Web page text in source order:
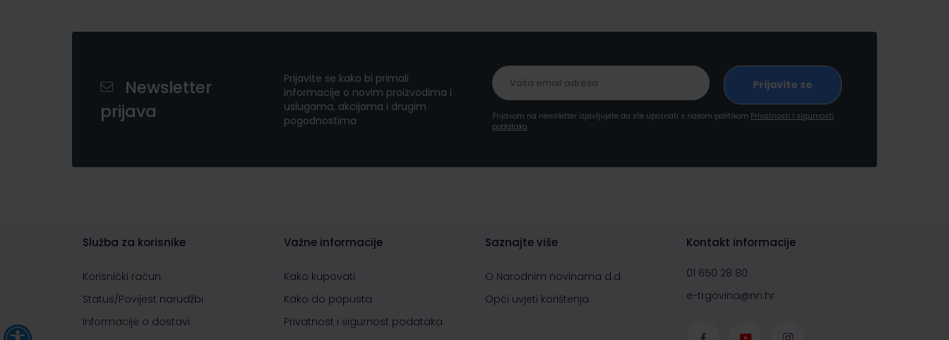
Newsletter
prijava
Prijavite se kako bi primali
informacije o novim proizvodima i
uslugama, akcijama i drugim
pogodnostima
Prijavom na newsletter izjavljujete da ste upoznati s našom politikom Privatnosti i sigurnosti
podataka
Služba za korisnike
Korisnički račun
Status/Povijest narudžbi
Informacije o dostavi
Važne informacije
Kako kupovati
Kako do popusta
Privatnost i sigurnost podataka
Saznajte više
O Narodnim novinama d.d.
Opći uvjeti korištenja
Kontakt informacije
01 650 28 80
e-trgovina@nn.hr